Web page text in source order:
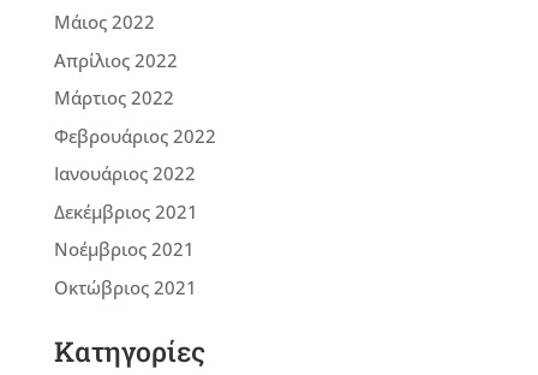
Μάιος 2022
Απρίλιος 2022
Μάρτιος 2022
Φεβρουάριος 2022
Ιανουάριος 2022
Δεκέμβριος 2021
Νοέμβριος 2021
Οκτώβριος 2021
Kατηγορίες